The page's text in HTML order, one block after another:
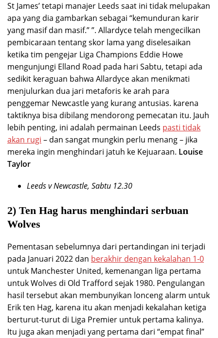
St James’ tetapi manajer Leeds saat ini tidak melupakan
apa yang dia gambarkan sebagai “kemunduran karir
yang masif dan masif.” ”. Allardyce telah mengecilkan
pembicaraan tentang skor lama yang diselesaikan
ketika tim pengejar Liga Champions Eddie Howe
mengunjungi Elland Road pada hari Sabtu, tetapi ada
sedikit keraguan bahwa Allardyce akan menikmati
menjulurkan dua jari metaforis ke arah para
penggemar Newcastle yang kurang antusias. karena
taktiknya bisa dibilang mendorong pemecatan itu. Jauh
lebih penting, ini adalah permainan Leeds pasti tidak
akan rugi – dan sangat mungkin perlu menang – jika
mereka ingin menghindari jatuh ke Kejuaraan. Louise
Taylor
Leeds v Newcastle, Sabtu 12.30
2) Ten Hag harus menghindari serbuan
Wolves
Pementasan sebelumnya dari pertandingan ini terjadi
pada Januari 2022 dan berakhir dengan kekalahan 1-0
untuk Manchester United, kemenangan liga pertama
untuk Wolves di Old Trafford sejak 1980. Pengulangan
hasil tersebut akan membunyikan lonceng alarm untuk
Erik ten Hag, karena itu akan menjadi kekalahan ketiga
berturut-turut di Liga Premier untuk pertama kalinya.
Itu juga akan menjadi yang pertama dari “empat final”